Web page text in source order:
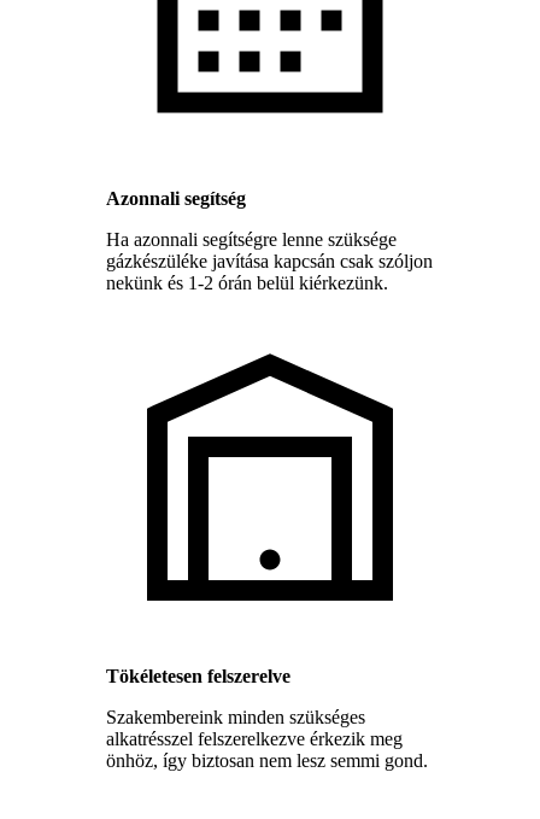
Azonnali segítség
Ha azonnali segítségre lenne szüksége
gázkészüléke javítása kapcsán csak szóljon
nekünk és 1-2 órán belül kiérkezünk.
Tökéletesen felszerelve
Szakembereink minden szükséges
alkatrésszel felszerelkezve érkezik meg
önhöz, így biztosan nem lesz semmi gond.